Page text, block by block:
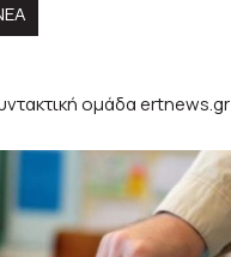
ομάδα ertnews.gr